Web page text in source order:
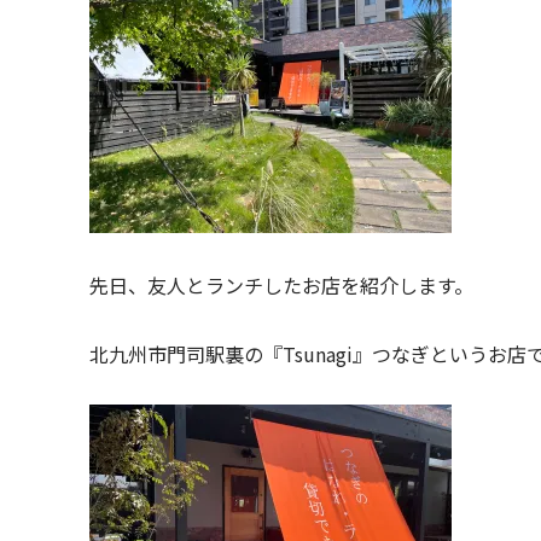
先日、友人とランチしたお店を紹介します。
北九州市門司駅裏の『Tsunagi』つなぎというお店